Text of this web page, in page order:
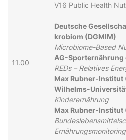
11.00
V16 Public Health
Deu­tsche
kro­bi­om (DGMIM)
Microbiome-Based
AG-Sport­er­nähr­ung
REDs – Re­la­ti­ves
Max Rubner-Institut
Wilhelms-
Kin­der­er­nähr­ung
Max Rubner-Institut